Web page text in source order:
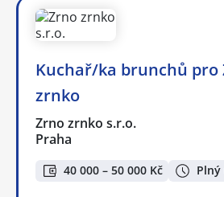
Kuchař/ka brunchů pro
zrnko
Zrno zrnko s.r.o.
Praha
40 000 – 50 000 Kč Plný